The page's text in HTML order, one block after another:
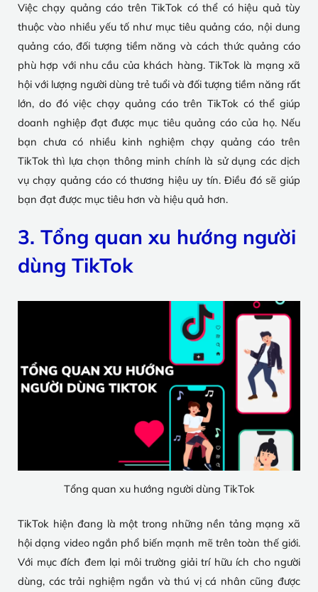
Việc chạy quảng cáo trên TikTok có thể có hiệu quả tùy
thuộc vào nhiều yếu tố như mục tiêu quảng cáo, nội dung
quảng cáo, đối tượng tiềm năng và cách thức quảng cáo
phù hợp với nhu cầu của khách hàng. TikTok là mạng xã
hội với lượng người dùng trẻ tuổi và đối tượng tiềm năng rất
lớn, do đó việc chạy quảng cáo trên TikTok có thể giúp
doanh nghiệp đạt được mục tiêu quảng cáo của họ. Nếu
bạn chưa có nhiều kinh nghiệm chạy quảng cáo trên
TikTok thì lựa chọn thông minh chính là sử dụng các dịch
vụ chạy quảng cáo có thương hiệu uy tín. Điều đó sẽ giúp
bạn đạt được mục tiêu hơn và hiệu quả hơn.
3. Tổng quan xu hướng người
dùng TikTok
Tổng quan xu hướng người dùng TikTok
TikTok hiện đang là một trong những nền tảng mạng xã
hội dạng video ngắn phổ biến mạnh mẽ trên toàn thế giới.
Với mục đích đem lại môi trường giải trí hữu ích cho người
dùng, các trải nghiệm ngắn và thú vị cá nhân cũng được